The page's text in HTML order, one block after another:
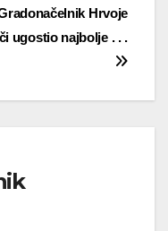
Hrvoje
ugostio najbolje . . .